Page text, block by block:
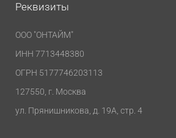
Реквизиты
ООО "ОНТАЙМ"
ИНН 7713448380
ОГРН 5177746203113
127550, г. Москва
ул. Прянишникова, д. 19А, стр. 4